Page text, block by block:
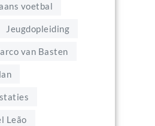
voetbal
Jeugdopleiding
van Basten
Leão